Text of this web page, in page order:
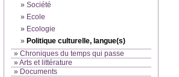
» Société
» Ecole
» Ecologie
» Politique culturelle, langue(s)
» Chroniques du temps qui passe
»Arts et littérature
» Documents